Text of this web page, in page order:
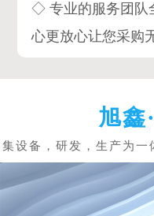
◇ 专业的服务团队
心更放心让您采购